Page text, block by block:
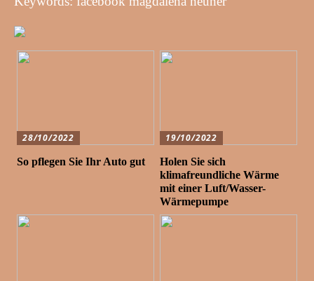
28/10/2022
So pflegen Sie Ihr Auto gut
19/10/2022
Holen Sie sich
klimafreundliche Wärme
mit einer Luft/Wasser-
Wärmepumpe